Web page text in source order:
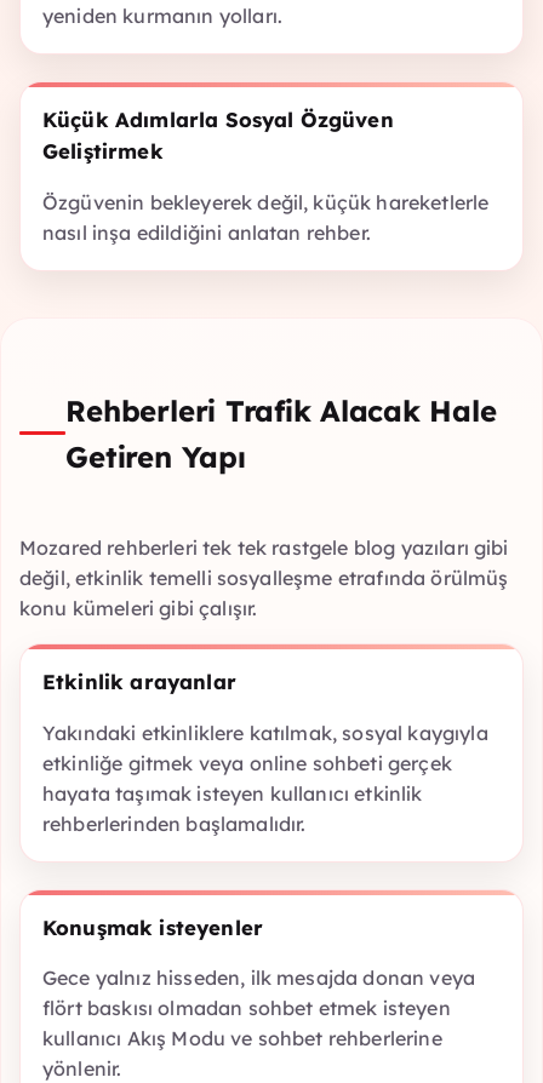
yeniden kurmanın yolları.
Küçük Adımlarla Sosyal Özgüven
Geliştirmek
Özgüvenin bekleyerek değil, küçük hareketlerle
nasıl inşa edildiğini anlatan rehber.
Rehberleri Trafik Alacak Hale
Getiren Yapı
Mozared rehberleri tek tek rastgele blog yazıları gibi
değil, etkinlik temelli sosyalleşme etrafında örülmüş
konu kümeleri gibi çalışır.
Etkinlik arayanlar
Yakındaki etkinliklere katılmak, sosyal kaygıyla
etkinliğe gitmek veya online sohbeti gerçek
hayata taşımak isteyen kullanıcı etkinlik
rehberlerinden başlamalıdır.
Konuşmak isteyenler
Gece yalnız hisseden, ilk mesajda donan veya
flört baskısı olmadan sohbet etmek isteyen
kullanıcı Akış Modu ve sohbet rehberlerine
yönlenir.